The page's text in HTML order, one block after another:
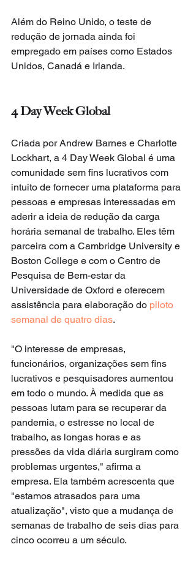
Além do Reino Unido, o teste de
redução de jornada ainda foi
empregado em países como Estados
Unidos, Canadá e Irlanda.
4 Day Week Global
Criada por Andrew Barnes e Charlotte
Lockhart, a 4 Day Week Global é uma
comunidade sem fins lucrativos com
intuito de fornecer uma plataforma para
pessoas e empresas interessadas em
aderir a ideia de redução da carga
horária semanal de trabalho. Eles têm
parceira com a Cambridge University e
Boston College e com o Centro de
Pesquisa de Bem-estar da
Universidade de Oxford e oferecem
assistência para elaboração do piloto
semanal de quatro dias.
"O interesse de empresas,
funcionários, organizações sem fins
lucrativos e pesquisadores aumentou
em todo o mundo. À medida que as
pessoas lutam para se recuperar da
pandemia, o estresse no local de
trabalho, as longas horas e as
pressões da vida diária surgiram como
problemas urgentes," afirma a
empresa. Ela também acrescenta que
"estamos atrasados para uma
atualização", visto que a mudança de
semanas de trabalho de seis dias para
cinco ocorreu a um século.